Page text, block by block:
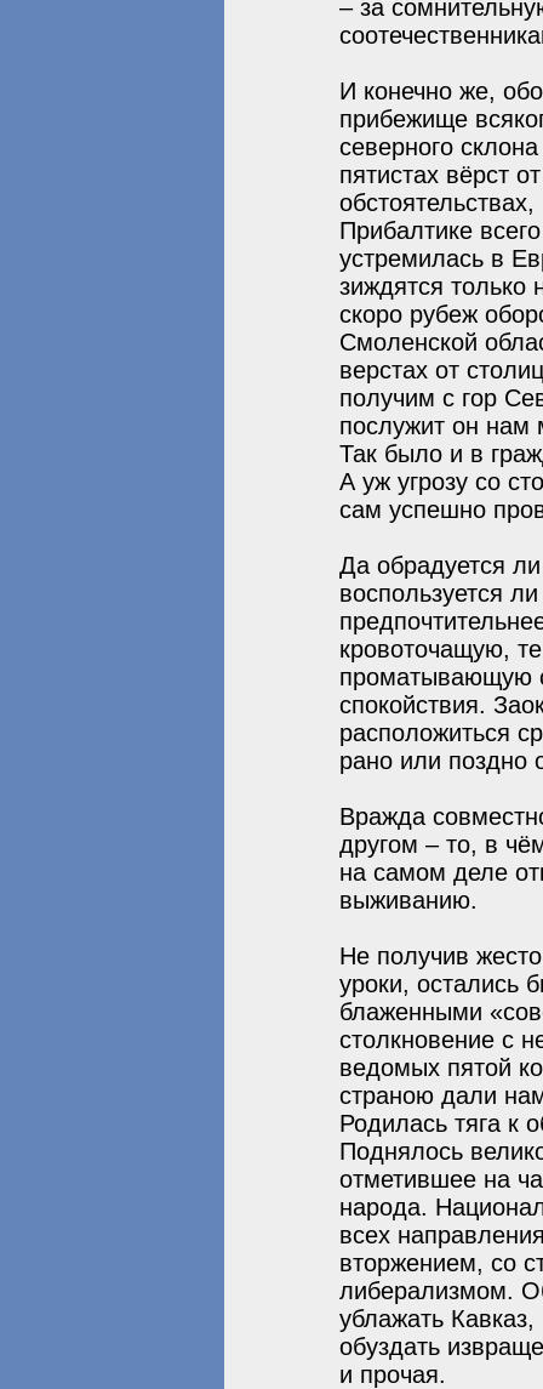
– за
И конечно же,
прибежище
северного
пятистах вёрст
Прибалтике
устремилась в
зиждятся
скоро рубеж
Смоленской
верстах от
получим с гор
послужит он нам
Так было и в
А уж угрозу со
сам успешно
Да обрадуется
воспользуется
кровоточащую,
проматывающую
спокойствия.
расположиться
рано или поздно
Вражда
другом – то, в
на самом деле
выживанию.
Не получив
уроки, остались
блаженными
столкновение с
ведомых пятой
страною дали
Родилась тяга к
Поднялось
отметившее на
народа.
всех
вторжением, со
либерализмом.
ублажать
обуздать
и прочая.